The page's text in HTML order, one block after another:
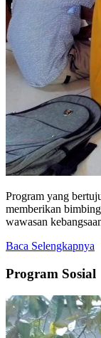
Program yang
memberikan
wawasan
Baca Selengkapnya
Program Sosial